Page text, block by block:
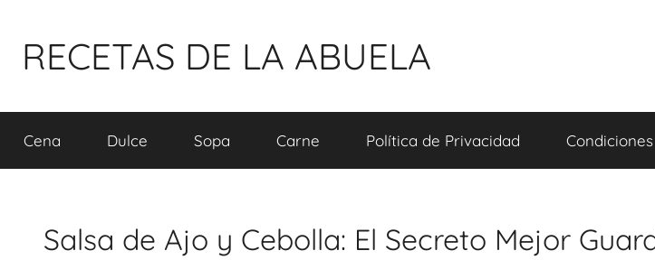
RECETAS DE LA ABUELA
Cena Dulce Sopa Carne Política de Privacidad
Salsa de Ajo y Cebolla: El Secreto Mejor